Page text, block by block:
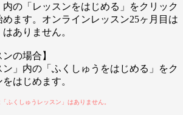
内の「レッスンをはじめる」をクリック
めます。オンラインレッスン25ヶ月目は
ありません。
の場合】
ン」内の「ふくしゅうをはじめる」をク
はじめます。
ふくしゅうレッスン」はありません。